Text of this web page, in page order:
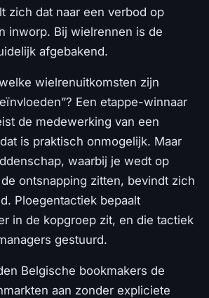
zich dat naar een verbod op
inworp. Bij wielrennen is de
afgebakend.
wielrenuitkomsten zijn
Een etappe-winnaar
de medewerking van een
is praktisch onmogelijk. Maar
waarbij je wedt op
ontsnapping zitten, bevindt zich
Ploegentactiek bepaalt
in de kopgroep zit, en die tactiek
gestuurd.
Belgische bookmakers de
aan zonder expliciete